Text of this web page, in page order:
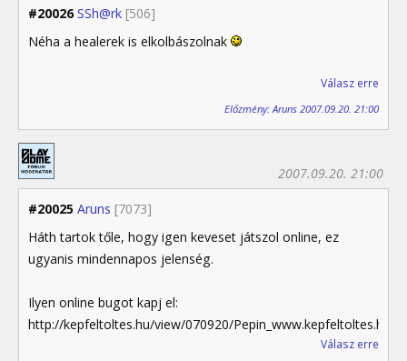
#20026 SSh@rk [506]
Néha a healerek is elkolbászolnak
Válasz erre
Előzmény: Aruns 2007.09.20. 21:00
#20025 Aruns [7073]
2007.09.20. 21:00
Háth tartok tőle, hogy igen keveset játszol online, ez
ugyanis mindennapos jelenség.
Ilyen online bugot kapj el:
http://kepfeltoltes.hu/view/070920/
Válasz erre